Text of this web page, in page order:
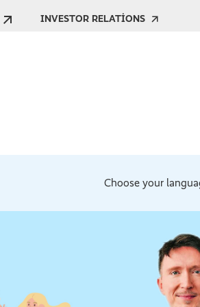
INVESTOR RELATIONS
Choose your